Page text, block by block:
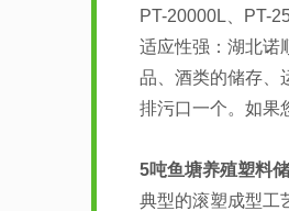
PT-20000L、PT-
适应性强：湖北诺
品、酒类的储存、
排污口一个。如果
5吨鱼塘养殖塑料
典型的滚塑成型工